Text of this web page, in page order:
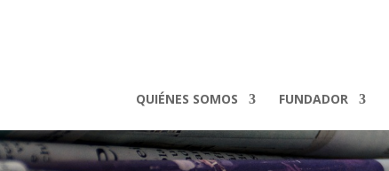
QUIÉNES SOMOS FUNDADOR